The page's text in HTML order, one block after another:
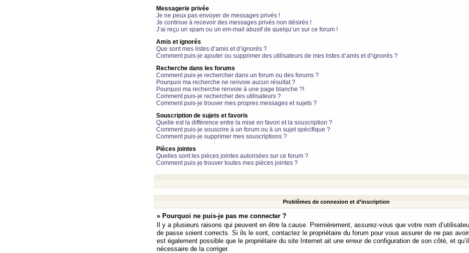
Messagerie privée
Je ne peux pas envoyer de messages privés !
Je continue à recevoir des messages privés non désirés !
J’ai reçu un spam ou un em-mail abusif de quelqu’un sur ce forum !
Amis et ignorés
Que sont mes listes d’amis et d’ignorés ?
Comment puis-je ajouter ou supprimer des utilisateurs de mes listes d’amis et d’ignorés ?
Recherche dans les forums
Comment puis-je rechercher dans un forum ou des forums ?
Pourquoi ma recherche ne renvoie aucun résultat ?
Pourquoi ma recherche renvoie à une page blanche ?!
Comment puis-je rechercher des utilisateurs ?
Comment puis-je trouver mes propres messages et sujets ?
Souscription de sujets et favoris
Quelle est la différence entre la mise en favori et la souscription ?
Comment puis-je souscrire à un forum ou à un sujet spécifique ?
Comment puis-je supprimer mes souscriptions ?
Pièces jointes
Quelles sont les pièces jointes autorisées sur ce forum ?
Comment puis-je trouver toutes mes pièces jointes ?
Problèmes de connexion et d’inscription
» Pourquoi ne puis-je pas me connecter ?
Il y a plusieurs raisons qui peuvent en être la cause. Premièrement, assurez-vous que votre nom
de passe soient corrects. Si ils le sont, contactez le propriétaire du forum pour vous assurer de ne pas avoir
est également possible que le propriétaire du site Internet ait une erreur de configuration de son côté, et
nécessaire de la corriger.